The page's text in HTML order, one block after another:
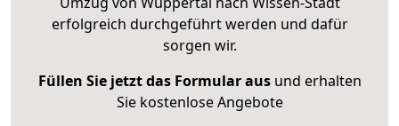
erfolgreich durchgeführt werden und dafür
sorgen wir.
Füllen Sie jetzt das Formular ausund erhalten
Sie kostenlose Angebote